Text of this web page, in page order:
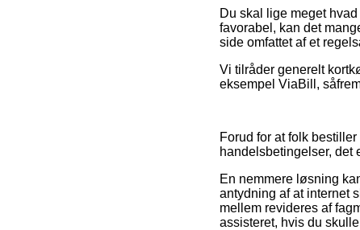
Du skal lige meget
favorabel, kan det
side omfattet af et
Vi tilråder generelt
eksempel ViaBill,
Forud for at folk
handelsbetingelser, det
En nemmere løsning
antydning af at internet
mellem revideres af
assisteret, hvis du